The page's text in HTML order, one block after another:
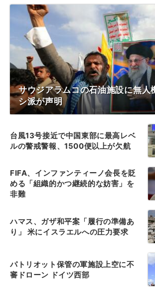
サウジアラムコの石油施設に無人
シ派が声明
台風13号接近で中国東部に最高レベ
ルの警戒警報、1500便以上が欠航
FIFA、インファンティーノ会長を貶
める「組織的かつ継続的な妨害」を
非難
ハマス、ガザ和平案「履行の準備あ
り」 米にイスラエルへの圧力要求
パトリオット保管の軍施設上空に不
審ドローン ドイツ西部